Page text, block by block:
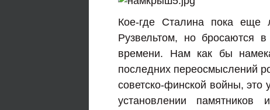
Кое-где Сталина пока еще
Рузвельтом, но бросаются
времени. Нам как бы
последних переосмыслений
советско-финской войны,
установлении